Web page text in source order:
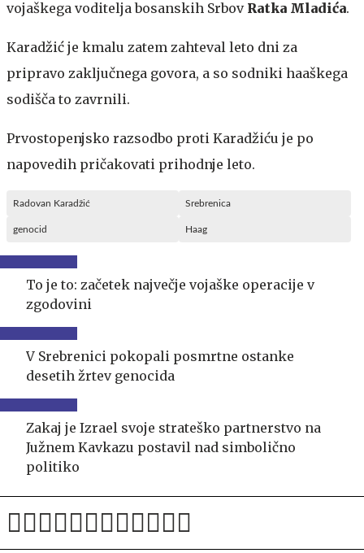
vojaškega voditelja bosanskih Srbov Ratka Mladića.
Karadžić je kmalu zatem zahteval leto dni za
pripravo zaključnega govora, a so sodniki haaškega
sodišča to zavrnili.
Prvostopenjsko razsodbo proti Karadžiću je po
napovedih pričakovati prihodnje leto.
Radovan Karadžić Srebrenica
genocid Haag
To je to: začetek največje vojaške operacije v
zgodovini
V Srebrenici pokopali posmrtne ostanke
desetih žrtev genocida
Zakaj je Izrael svoje strateško partnerstvo na
Južnem Kavkazu postavil nad simbolično
politiko